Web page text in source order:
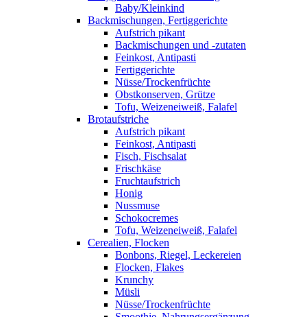
Baby/Kleinkind
Backmischungen, Fertiggerichte
Aufstrich pikant
Backmischungen und -zutaten
Feinkost, Antipasti
Fertiggerichte
Nüsse/Trockenfrüchte
Obstkonserven, Grütze
Tofu, Weizeneiweiß, Falafel
Brotaufstriche
Aufstrich pikant
Feinkost, Antipasti
Fisch, Fischsalat
Frischkäse
Fruchtaufstrich
Honig
Nussmuse
Schokocremes
Tofu, Weizeneiweiß, Falafel
Cerealien, Flocken
Bonbons, Riegel, Leckereien
Flocken, Flakes
Krunchy
Müsli
Nüsse/Trockenfrüchte